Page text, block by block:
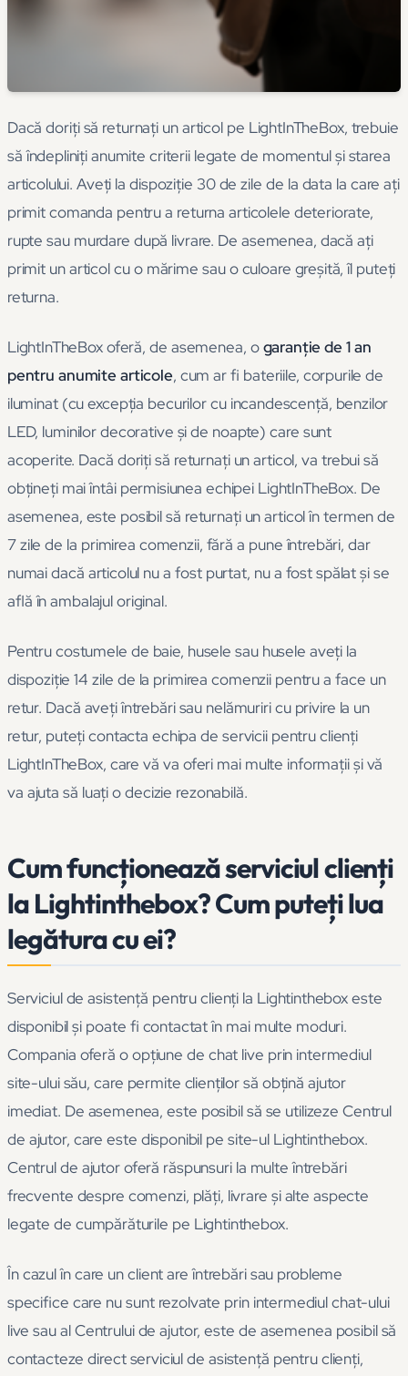
Dacă doriți să returnați un articol pe LightInTheBox, trebuie
să îndepliniți anumite criterii legate de momentul și starea
articolului. Aveți la dispoziție 30 de zile de la data la care ați
primit comanda pentru a returna articolele deteriorate,
rupte sau murdare după livrare. De asemenea, dacă ați
primit un articol cu o mărime sau o culoare greșită, îl puteți
returna.
LightInTheBox oferă, de asemenea, ogaranție de 1 an
pentru anumite articole, cum ar fi bateriile, corpurile de
iluminat (cu excepția becurilor cu incandescență, benzilor
LED, luminilor decorative și de noapte) care sunt
acoperite. Dacă doriți să returnați un articol, va trebui să
obțineți mai întâi permisiunea echipei LightInTheBox. De
asemenea, este posibil să returnați un articol în termen de
7 zile de la primirea comenzii, fără a pune întrebări, dar
numai dacă articolul nu a fost purtat, nu a fost spălat și se
află în ambalajul original.
Pentru costumele de baie, husele sau husele aveți la
dispoziție 14 zile de la primirea comenzii pentru a face un
retur. Dacă aveți întrebări sau nelămuriri cu privire la un
retur, puteți contacta echipa de servicii pentru clienți
LightInTheBox, care vă va oferi mai multe informații și vă
va ajuta să luați o decizie rezonabilă.
Cum funcționează serviciul clienți
la Lightinthebox? Cum puteți lua
legătura cu ei?
Serviciul de asistență pentru clienți la Lightinthebox este
disponibil și poate fi contactat în mai multe moduri.
Compania oferă o opțiune de chat live prin intermediul
site-ului său, care permite clienților să obțină ajutor
imediat. De asemenea, este posibil să se utilizeze Centrul
de ajutor, care este disponibil pe site-ul Lightinthebox.
Centrul de ajutor oferă răspunsuri la multe întrebări
frecvente despre comenzi, plăți, livrare și alte aspecte
legate de cumpărăturile pe Lightinthebox.
În cazul în care un client are întrebări sau probleme
specifice care nu sunt rezolvate prin intermediul chat-ului
live sau al Centrului de ajutor, este de asemenea posibil să
contacteze direct serviciul de asistență pentru clienți,